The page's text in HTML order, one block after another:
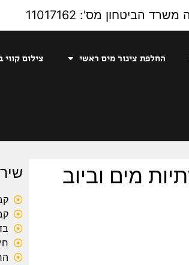
הביטחון מס': 11017162
החלפת צינור מים ראשי צילום קווי
מים וביוב